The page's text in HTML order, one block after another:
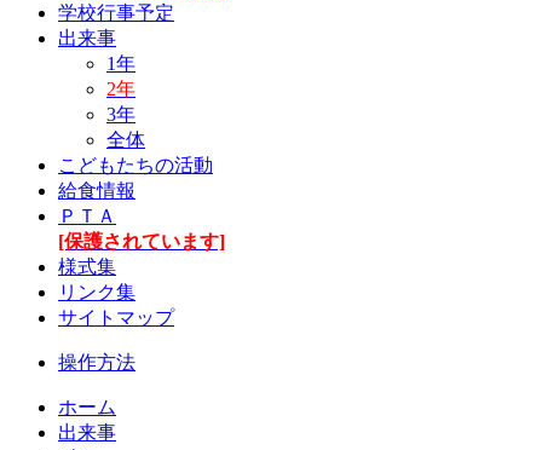
学校行事予定
出来事
1年
2年
3年
全体
こどもたちの活動
給食情報
ＰＴＡ
[保護されています]
様式集
リンク集
サイトマップ
操作方法
ホーム
出来事